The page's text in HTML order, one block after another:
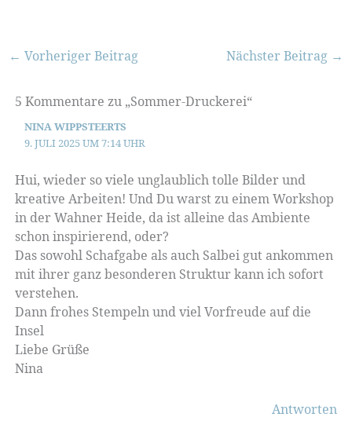
← Vorheriger Beitrag Nächster Beitrag →
5 Kommentare zu „Sommer-Druckerei“
NINA WIPPSTEERTS
9. JULI 2025 UM 7:14 UHR
Hui, wieder so viele unglaublich tolle Bilder und
kreative Arbeiten! Und Du warst zu einem Workshop
in der Wahner Heide, da ist alleine das Ambiente
schon inspirierend, oder?
Das sowohl Schafgabe als auch Salbei gut ankommen
mit ihrer ganz besonderen Struktur kann ich sofort
verstehen.
Dann frohes Stempeln und viel Vorfreude auf die
Insel
Liebe Grüße
Nina
Antworten